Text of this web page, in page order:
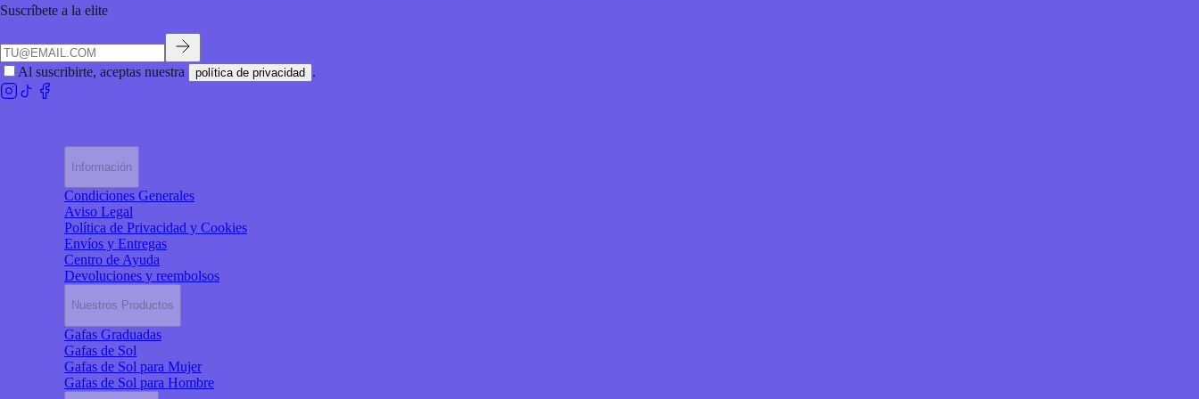
Suscríbete a la elite
Al suscribirte, aceptas nuestra política de privacidad .
Información
Condiciones Generales
Aviso Legal
Política de Privacidad y Cookies
Envíos y Entregas
Centro de Ayuda
Devoluciones y reembolsos
Nuestros Productos
Gafas Graduadas
Gafas de Sol
Gafas de Sol para Mujer
Gafas de Sol para Hombre